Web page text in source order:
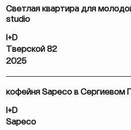
Светлая квартира для
studio
I+D
Тверской 82
2025
кофейня Sapeco в Сергиевом
I+D
Sapeco